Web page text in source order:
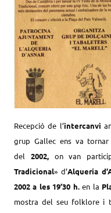
Recepció de l’intercanvi
grup Gallec ens va
del 2002,on van
Tradicional» d’Alqueria
2002 a les 19’30 h.en la
mostra del seu folklore i